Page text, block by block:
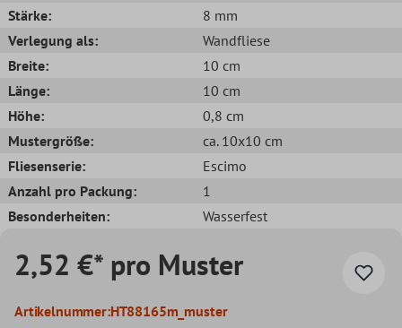
Stärke:
8 mm
Verlegung als:
Wandfliese
Breite:
10 cm
Länge:
10 cm
Höhe:
0,8 cm
Mustergröße:
ca. 10x10 cm
Fliesenserie:
Escimo
Anzahl pro Packung:
1
Besonderheiten:
Wasserfest
2,52 €* pro Muster
Artikelnummer:HT88165m_muster